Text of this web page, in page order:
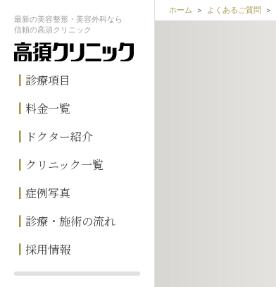
最新の美容整形・美容外科なら
信頼の高須クリニック
診療項目
料金一覧
ドクター紹介
クリニック一覧
症例写真
診療・施術の流れ
採用情報
ホーム よくあるご質問